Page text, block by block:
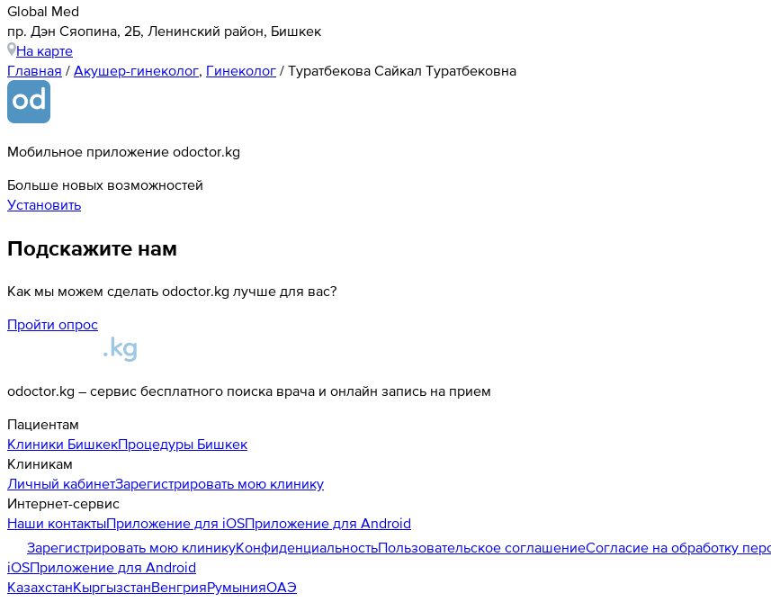
Global Med
​пр. Дэн Сяопина, 2Б, Ленинский район, Бишкек
На карте
Главная / Акушер-гинеколог, Гинеколог / Туратбекова Сайкал Туратбековна
Мобильное приложение odoctor.kg
Больше новых возможностей
Установить
Подскажите нам
Как мы можем сделать odoctor.kg лучше для вас?
Пройти опрос
odoctor.kg – сервис бесплатного поиска врача и онлайн запись на прием
Пациентам
Клиники БишкекПроцедуры Бишкек
Клиникам
Личный кабинетЗарегистрировать мою клинику
Интернет-сервис
Наши контактыПриложение для iOSПриложение для Android
Зарегистрировать мою клиникуКонфиденциальностьПользовательское соглашениеСогласие на обработку
iOSПриложение для Android
КазахстанКыргызстанВенгрияРумынияОАЭ